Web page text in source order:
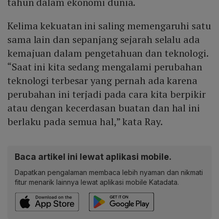
Kelima kekuatan ini saling memengaruhi satu
sama lain dan sepanjang sejarah selalu ada
kemajuan dalam pengetahuan dan teknologi.
“Saat ini kita sedang mengalami perubahan
teknologi terbesar yang pernah ada karena
perubahan ini terjadi pada cara kita berpikir
atau dengan kecerdasan buatan dan hal ini
berlaku pada semua hal,” kata Ray.
Baca artikel ini lewat aplikasi mobile.
Dapatkan pengalaman membaca lebih nyaman dan nikmati
fitur menarik lainnya lewat aplikasi mobile Katadata.